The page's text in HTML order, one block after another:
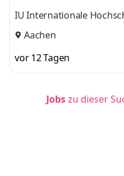
IU Internationale
Aachen
vor 12 Tagen
Jobszu dieser